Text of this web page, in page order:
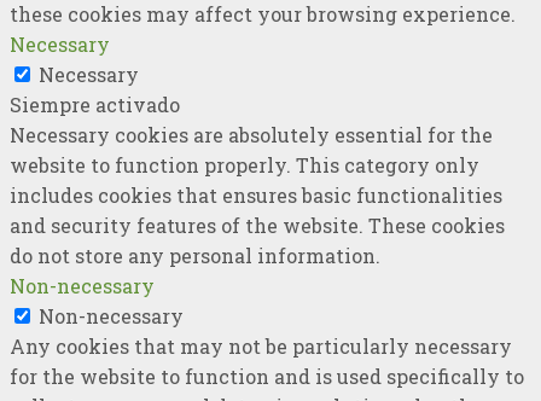
these cookies may affect your browsing experience.
Necessary
Necessary
Siempre activado
Necessary cookies are absolutely essential for the
website to function properly. This category only
includes cookies that ensures basic functionalities
and security features of the website. These cookies
do not store any personal information.
Non-necessary
Non-necessary
Any cookies that may not be particularly necessary
for the website to function and is used specifically to